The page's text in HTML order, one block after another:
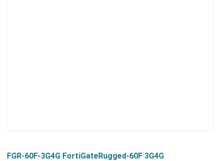
FGR-60F-3G4G FortiGateRugged-60F 3G4G